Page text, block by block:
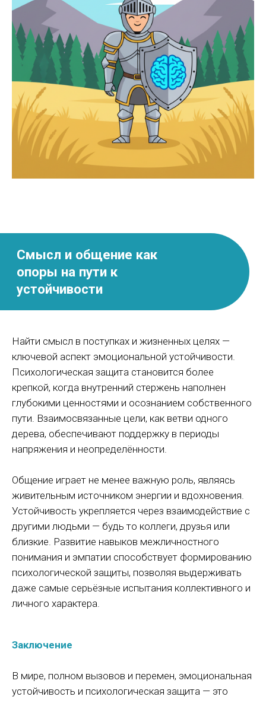
Найти смысл в поступках и жизненных целях —
ключевой аспект эмоциональной устойчивости.
Психологическая защита становится более
крепкой, когда внутренний стержень наполнен
глубокими ценностями и осознанием собственного
пути. Взаимосвязанные цели, как ветви одного
дерева, обеспечивают поддержку в периоды
напряжения и неопределённости.
Общение играет не менее важную роль, являясь
живительным источником энергии и вдохновения.
Устойчивость укрепляется через взаимодействие с
другими людьми — будь то коллеги, друзья или
близкие. Развитие навыков межличностного
понимания и эмпатии способствует формированию
психологической защиты, позволяя выдерживать
даже самые серьёзные испытания коллективного и
личного характера.
Заключение
В мире, полном вызовов и перемен, эмоциональная
устойчивость и психологическая защита — это
Остались вопросы?
Имя *
Я ознакомился спользовательским соглашением
Адрес
г. Саратов, ул. Бахметьевская, д. 10
(между ул. Вольская и ул. М. Горького)
Время работы
вс. — выходной
Контакты
Тел:8 845 298 85 71
Разработка сайта by Sheina.A
*
Оферта